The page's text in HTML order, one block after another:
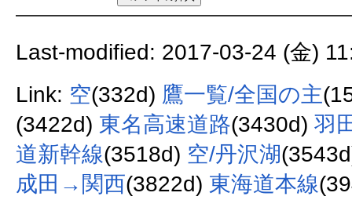
Last-modified: 2017-03-24 (金)
Link: 空(332d) 鷹一覧/全国の主
(3422d) 東名高速道路(3430d) 羽
道新幹線(3518d) 空/丹沢湖
成田→関西(3822d) 東海道本線